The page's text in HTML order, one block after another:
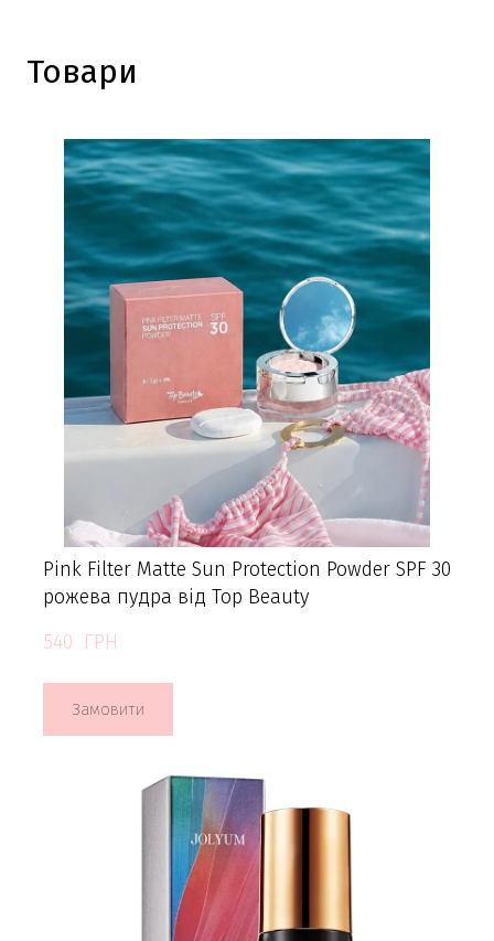
Товари
Pink Filter Matte Sun Protection Powder SPF 30
рожева пудрa від Top Beauty
540  ГРН
Замовити